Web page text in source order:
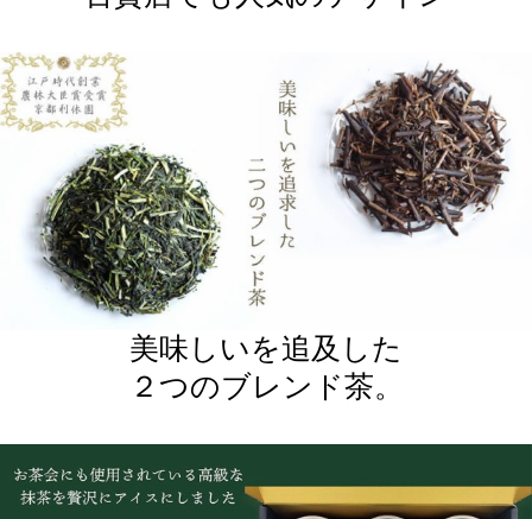
抹茶アイス ギフト 高級 京
都利休園 抹茶 アイス メー
カー直送 はんなりまったり
4段階の宇治抹茶アイス 母
の日 父の日 お歳暮 お中元
4,320円（税込*）
43P (1.0%)
auかんたん決済 クレカ
送料無料 お茶のねこ缶セッ
ト しあわせのお返し お茶
ギフト 3種の詰め合わせ あ
りがとう 感謝 異動 転勤 退
職 お礼 寛永3年 京都利休
3,140円（税込*）
送料無
31P (1.0%)
auかんたん決済
お茶ギフト 玉露 煎茶 詰合
ミニ缶お茶3種セット お茶